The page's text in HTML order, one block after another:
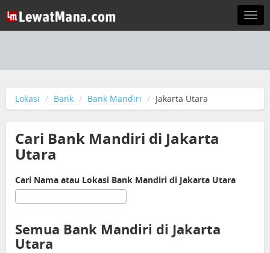
Lokasi Bank Bank Mandiri Jakarta Utara
Cari Bank Mandiri di Jakarta
Utara
Cari Nama atau Lokasi Bank Mandiri di Jakarta Utara
Semua Bank Mandiri di Jakarta
Utara